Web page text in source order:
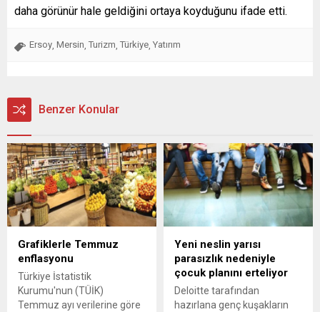
daha görünür hale geldiğini ortaya koyduğunu ifade etti.
Ersoy Mersin Turizm Türkiye Yatırım
Benzer Konular
Grafiklerle Temmuz
enflasyonu
Türkiye İstatistik
Kurumu'nun (TÜİK)
Temmuz ayı verilerine göre
Yeni neslin yarısı
parasızlık nedeniyle
çocuk planını erteliyor
Deloitte tarafından
hazırlana genç kuşakların